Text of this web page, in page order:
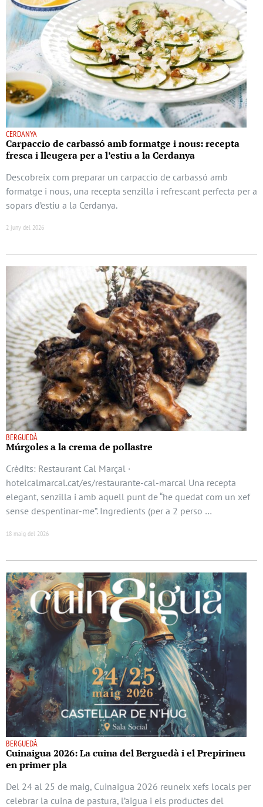
CERDANYA
Carpaccio de carbassó amb formatge i nous: recepta
fresca i lleugera per a l’estiu a la Cerdanya
Descobreix com preparar un carpaccio de carbassó amb
formatge i nous, una recepta senzilla i refrescant perfecta per a
sopars d’estiu a la Cerdanya.
2 juny del 2026
BERGUEDÀ
Múrgoles a la crema de pollastre
Crèdits: Restaurant Cal Marçal ·
hotelcalmarcal.cat/es/restaurante-cal-marcal Una recepta
elegant, senzilla i amb aquell punt de “he quedat com un xef
sense despentinar-me”. Ingredients (per a 2 perso …
18 maig del 2026
BERGUEDÀ
Cuinaigua 2026: La cuina del Berguedà i el Prepirineu
en primer pla
Del 24 al 25 de maig, Cuinaigua 2026 reuneix xefs locals per
celebrar la cuina de pastura, l’aigua i els productes del